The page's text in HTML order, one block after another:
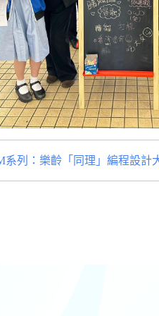
系列：樂齡「同理」編程設計